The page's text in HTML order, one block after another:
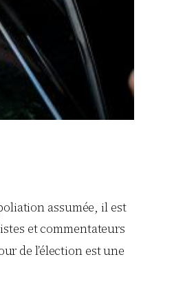
assumée, il est
et commentateurs
de l’élection est une